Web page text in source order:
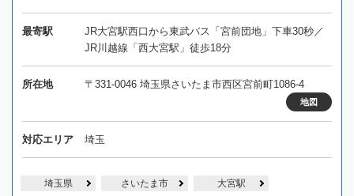
最寄駅
JR大宮駅西口から東武バス「宮前団地」下車30秒／
JR川越線「西大宮駅」徒歩18分
所在地 〒331-0046 埼玉県さいたま市西区宮前町1086-4
地図
対応エリア 埼玉
埼玉県 さいたま市 大宮駅